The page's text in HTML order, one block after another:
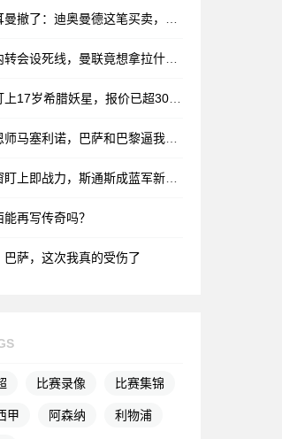
：迪奥曼德这笔买卖，他们觉得“太离谱”
线，曼联竟想拿拉什福德换？对方直接摆手：养不起！
17岁希腊妖星，报价已超3000万欧
马塞利诺，巴萨和巴黎逼我长大
上即战力，斯通斯成蓝军新目标？
再写传奇吗？
巴萨，这次我真的受伤了
比赛录像 比赛集锦
甲 阿森纳 利物浦